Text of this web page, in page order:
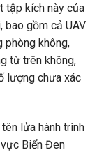
tập kích này của
bao gồm cả UAV
phòng không,
từ trên không,
lượng chưa xác
lửa hành trình
Biển Đen